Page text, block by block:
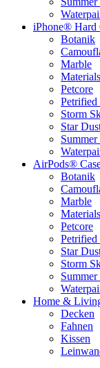
iPhone® Hard
Botanik
Marble
Materials
Petcore
Petrified
Storm
Star
AirPods®
Botanik
Marble
Materials
Petcore
Petrified
Star
Storm
Home &
Decken
Fahnen
Kissen